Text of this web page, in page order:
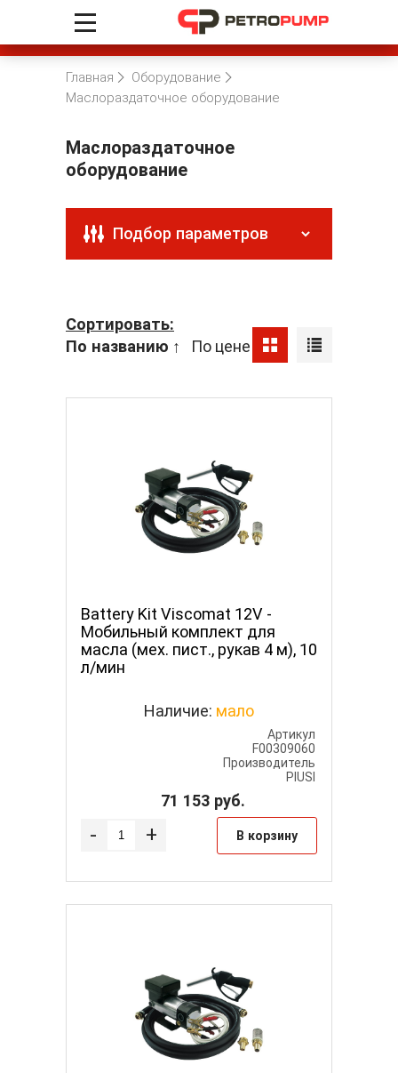
Главная
Оборудование
Маслораздаточное оборудование
Маслораздаточное
оборудование
Подбор параметров
Сортировать:
По названию ↑ По цене
Battery Kit Viscomat 12V -
Мобильный комплект для
масла (мех. пист., рукав 4 м), 10
л/мин
Наличие: мало
Артикул
F00309060
Производитель
PIUSI
71 153 руб.
- + В корзину